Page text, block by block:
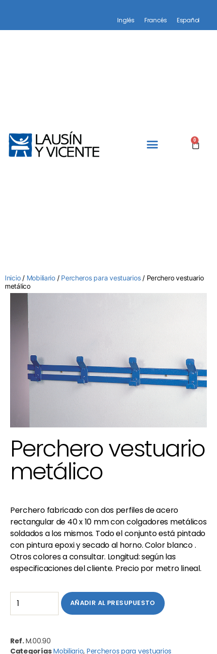
Inglés Francés Español
0
Inicio/ Mobiliario/ Percheros para vestuarios/ Perchero vestuario
metálico
Perchero vestuario
metálico
Perchero fabricado con dos perfiles de acero
rectangular de 40 x 10 mm con colgadores metálicos
soldados a los mismos. Todo el conjunto está pintado
con pintura epoxi y secado al horno. Color blanco .
Otros colores a consultar. Longitud: según las
especificaciones del cliente. Precio por metro lineal.
AÑADIR AL PRESUPUESTO
Ref.M.00.90
CategoríasMobiliario, Percheros para vestuarios